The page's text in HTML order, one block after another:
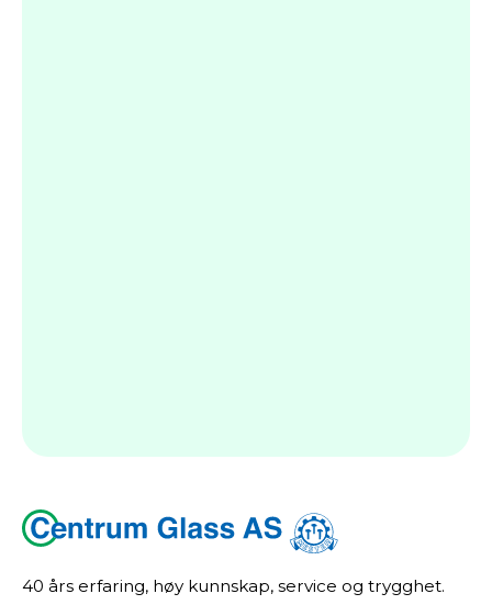
40 års erfaring, høy kunnskap, service og trygghet.